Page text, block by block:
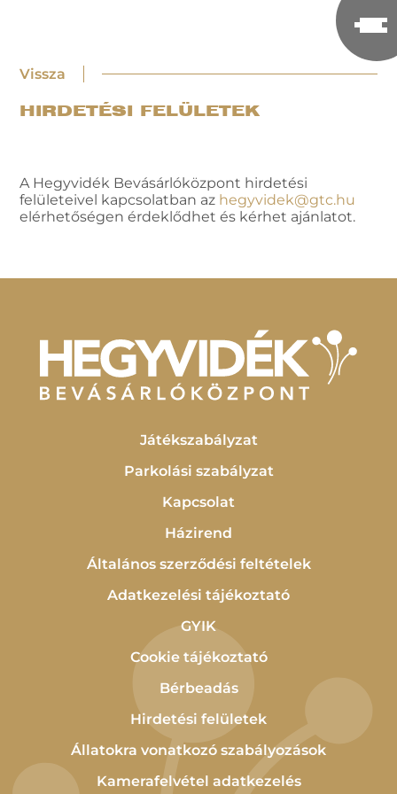
Vissza
HIRDETÉSI FELÜLETEK
A Hegyvidék Bevásárlóközpont hirdetési
felületeivel kapcsolatban az hegyvidek@gtc.hu
elérhetőségen érdeklődhet és kérhet ajánlatot.
Játékszabályzat
Parkolási szabályzat
Kapcsolat
Házirend
Általános szerződési feltételek
Adatkezelési tájékoztató
GYIK
Cookie tájékoztató
Bérbeadás
Hirdetési felületek
Állatokra vonatkozó szabályozások
Kamerafelvétel adatkezelés